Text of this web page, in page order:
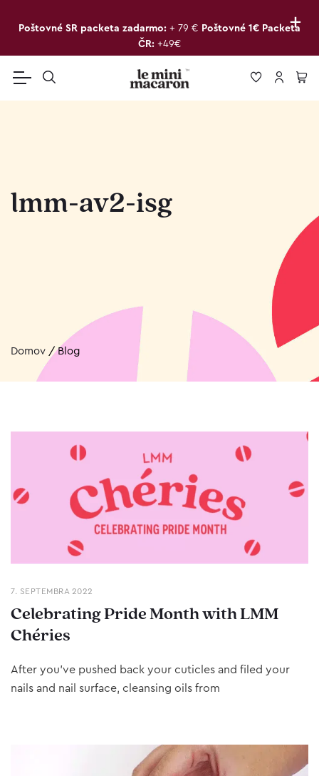
+
Poštovné SR packeta zadarmo: + 79 € Poštovné 1€ Packeta
ČR: +49€
lmm-av2-isg
Domov /Blog
7. SEPTEMBRA 2022
Celebrating Pride Month with LMM
Chéries
After you’ve pushed back your cuticles and filed your
nails and nail surface, cleansing oils from